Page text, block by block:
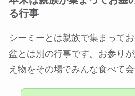
る行事
シーミーとは親族で集まって
盆とは別の行事です。お参り
え物をその場でみんな食べて